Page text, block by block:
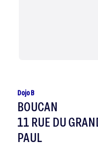
Dojo B
BOUCAN
11 RUE DU
PAUL